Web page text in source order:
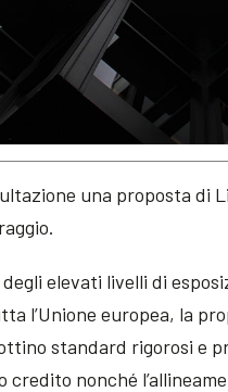
una proposta di
elevati livelli di
l’Unione europea, la
standard rigorosi e
credito nonché